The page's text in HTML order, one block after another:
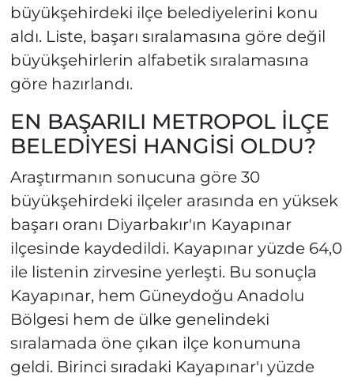
büyükşehirdeki ilçe belediyelerini konu
aldı. Liste, başarı sıralamasına göre değil
büyükşehirlerin alfabetik sıralamasına
göre hazırlandı.
EN BAŞARILI METROPOL İLÇE
BELEDİYESİ HANGİSİ OLDU?
Araştırmanın sonucuna göre 30
büyükşehirdeki ilçeler arasında en yüksek
başarı oranı Diyarbakır'ın Kayapınar
ilçesinde kaydedildi. Kayapınar yüzde 64,0
ile listenin zirvesine yerleşti. Bu sonuçla
Kayapınar, hem Güneydoğu Anadolu
Bölgesi hem de ülke genelindeki
sıralamada öne çıkan ilçe konumuna
geldi. Birinci sıradaki Kayapınar'ı yüzde